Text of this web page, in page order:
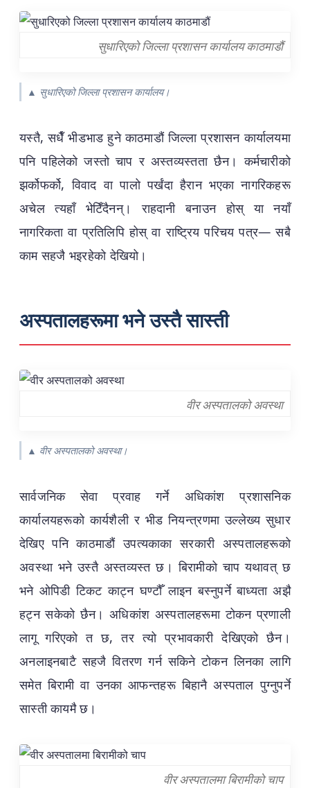
सुधारिएको जिल्ला प्रशासन कार्यालय काठमाडौं
▲ सुधारिएको जिल्ला प्रशासन कार्यालय।
यस्तै, सधैँ भीडभाड हुने काठमाडौं जिल्ला प्रशासन कार्यालयमा
पनि पहिलेको जस्तो चाप र अस्तव्यस्तता छैन। कर्मचारीको
झर्कोफर्को, विवाद वा पालो पर्खंदा हैरान भएका नागरिकहरू
अचेल त्यहाँ भेटिँदैनन्। राहदानी बनाउन होस् या नयाँ
नागरिकता वा प्रतिलिपि होस् वा राष्ट्रिय परिचय पत्र— सबै
काम सहजै भइरहेको देखियो।
अस्पतालहरूमा भने उस्तै सास्ती
वीर अस्पतालको अवस्था
▲ वीर अस्पतालको अवस्था।
सार्वजनिक सेवा प्रवाह गर्ने अधिकांश प्रशासनिक
कार्यालयहरूको कार्यशैली र भीड नियन्त्रणमा उल्लेख्य सुधार
देखिए पनि काठमाडौं उपत्यकाका सरकारी अस्पतालहरूको
अवस्था भने उस्तै अस्तव्यस्त छ। बिरामीको चाप यथावत् छ
भने ओपिडी टिकट काट्न घण्टौँ लाइन बस्नुपर्ने बाध्यता अझै
हट्न सकेको छैन। अधिकांश अस्पतालहरूमा टोकन प्रणाली
लागू गरिएको त छ, तर त्यो प्रभावकारी देखिएको छैन।
अनलाइनबाटै सहजै वितरण गर्न सकिने टोकन लिनका लागि
समेत बिरामी वा उनका आफन्तहरू बिहानै अस्पताल पुग्नुपर्ने
सास्ती कायमै छ।
वीर अस्पतालमा बिरामीको चाप